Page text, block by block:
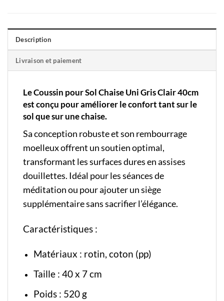
Description
Livraison et paiement
Le Coussin pour Sol Chaise Uni Gris Clair 40cm
est conçu pour améliorer le confort tant sur le
sol que sur une chaise.
Sa conception robuste et son rembourrage
moelleux offrent un soutien optimal,
transformant les surfaces dures en assises
douillettes. Idéal pour les séances de
méditation ou pour ajouter un siège
supplémentaire sans sacrifier l’élégance.
Caractéristiques :
Matériaux : rotin, coton (pp)
Taille : 40 x 7 cm
Poids : 520 g